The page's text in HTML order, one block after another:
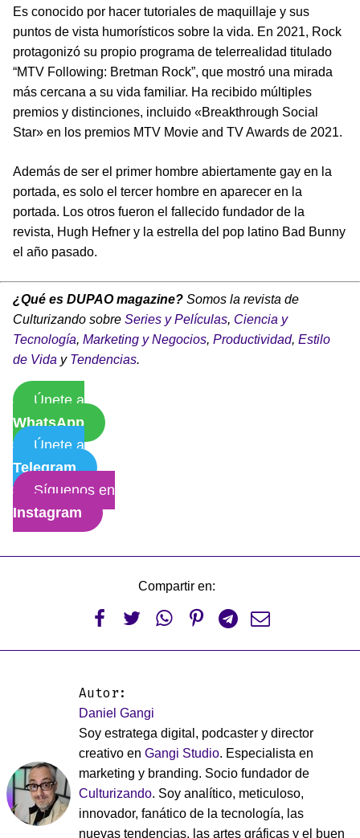
Es conocido por hacer tutoriales de maquillaje y sus
puntos de vista humorísticos sobre la vida. En 2021, Rock
protagonizó su propio programa de telerrealidad titulado
“MTV Following: Bretman Rock”, que mostró una mirada
más cercana a su vida familiar. Ha recibido múltiples
premios y distinciones, incluido «Breakthrough Social
Star» en los premios MTV Movie and TV Awards de 2021.
Además de ser el primer hombre abiertamente gay en la
portada, es solo el tercer hombre en aparecer en la
portada. Los otros fueron el fallecido fundador de la
revista, Hugh Hefner y la estrella del pop latino Bad Bunny
el año pasado.
¿Qué es DUPAO magazine? Somos la revista de
Culturizando sobre Series y Películas, Ciencia y
Tecnología, Marketing y Negocios, Productividad, Estilo
de Vida y Tendencias.
Únete a
WhatsApp
Únete a
Telegram
Síguenos en
Instagram
Compartir en:
     
Autor:
Daniel Gangi
Soy estratega digital, podcaster y director
creativo en Gangi Studio. Especialista en
marketing y branding. Socio fundador de
Culturizando. Soy analítico, meticuloso,
innovador, fanático de la tecnología, las
nuevas tendencias, las artes gráficas y el buen